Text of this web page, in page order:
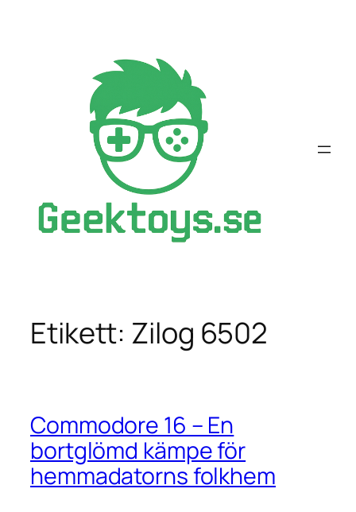
Etikett: Zilog 6502
Commodore 16 – En
bortglömd kämpe för
hemmadatorns folkhem